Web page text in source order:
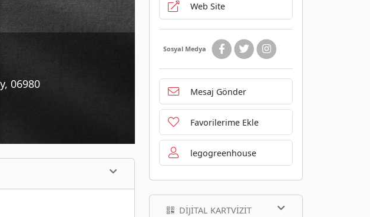
06980
Web Site
Sosyal Medya
Mesaj Gönder
Favorilerime Ekle
legogreenhouse
DIJITAL KARTVIZIT